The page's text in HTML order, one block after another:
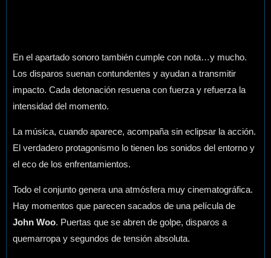
En el apartado sonoro también cumple con nota…y mucho.
Los disparos suenan contundentes y ayudan a transmitir
impacto. Cada detonación resuena con fuerza y refuerza la
intensidad del momento.
La música, cuando aparece, acompaña sin eclipsar la acción.
El verdadero protagonismo lo tienen los sonidos del entorno y
el eco de los enfrentamientos.
Todo el conjunto genera una atmósfera muy cinematográfica.
Hay momentos que parecen sacados de una película de
John Woo. Puertas que se abren de golpe, disparos a
quemarropa y segundos de tensión absoluta.